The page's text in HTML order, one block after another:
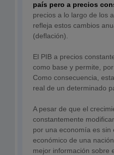
país pero a precios
precios a lo largo de los
refleja estos cambios
(deflación).
El PIB a precios
como base y permite,
Como consecuencia,
real de un determinado
A pesar de que el
constantemente
por una economía es
económico de una
mejor información sobre